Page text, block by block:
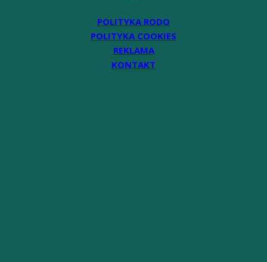
POLITYKA RODO
POLITYKA COOKIES
REKLAMA
KONTAKT